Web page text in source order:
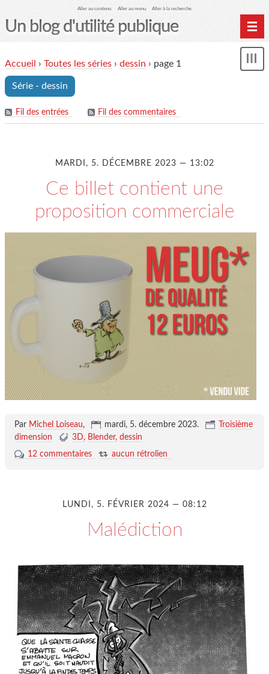
Aller au contenu Aller au menu Aller à la recherche
Un blog d'utilité publique
le Glob qui nuisait grave
Page de liens
Accueil › Toutes les séries › dessin › page 1
Série - dessin
Fil des entrées Fil des commentaires
MARDI, 5. DÉCEMBRE 2023 — 13:02
Ce billet contient une
proposition commerciale
Par Michel Loiseau, mardi, 5. décembre 2023.
Troisième
dimension
3D Blender dessin
12 commentaires
aucun rétrolien
LUNDI, 5. FÉVRIER 2024 — 08:12
Malédiction